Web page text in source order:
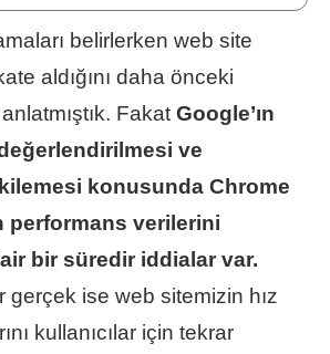
belirlerken web site
aldığını daha önceki
Fakat Google’ın
değerlendirilmesi ve
konusunda Chrome
performans verilerini
bir süredir iddialar var.
gerçek ise web sitemizin hız
kullanıcılar için tekrar